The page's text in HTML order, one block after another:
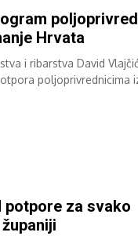
Hrvata
i ribarstva David
poljoprivrednicima
potpore za svako